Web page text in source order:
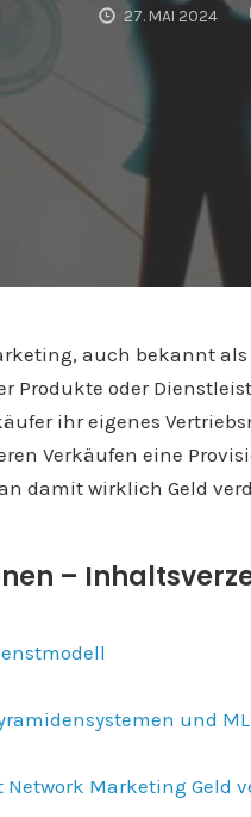
27. MAI 2024
auch bekannt
Produkte oder
ihr eigenes
Verkäufen eine
damit wirklich Geld
–
und
Marketing Geld